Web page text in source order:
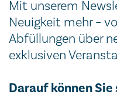
Mit unserem
Neuigkeit mehr –
Abfüllungen über
exklusiven
Darauf können